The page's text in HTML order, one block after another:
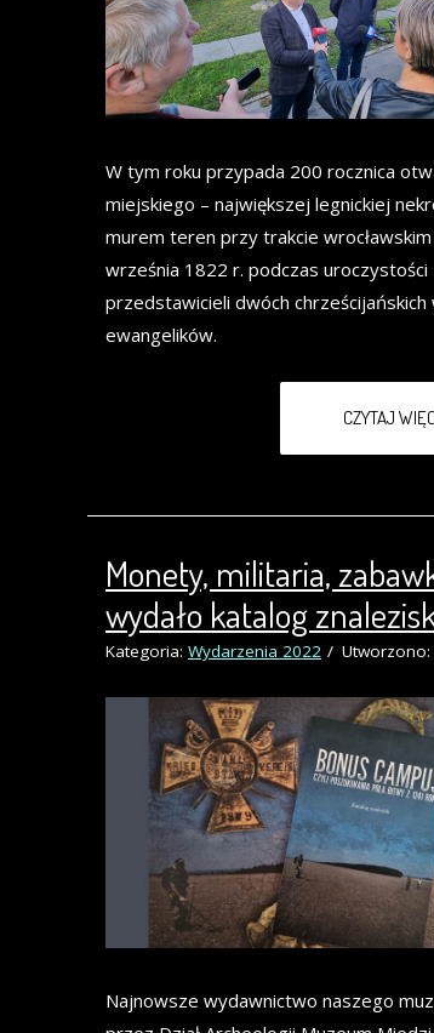
W tym roku przypada 200 rocznica
miejskiego – największej legnickiej
murem teren przy trakcie
września 1822 r. podczas uroczystości
przedstawicieli dwóch chrześcijańskich
ewangelików.
CZYTAJ
Monety, militaria,
wydało katalog
Kategoria: Wydarzenia 2022
Najnowsze wydawnictwo naszego